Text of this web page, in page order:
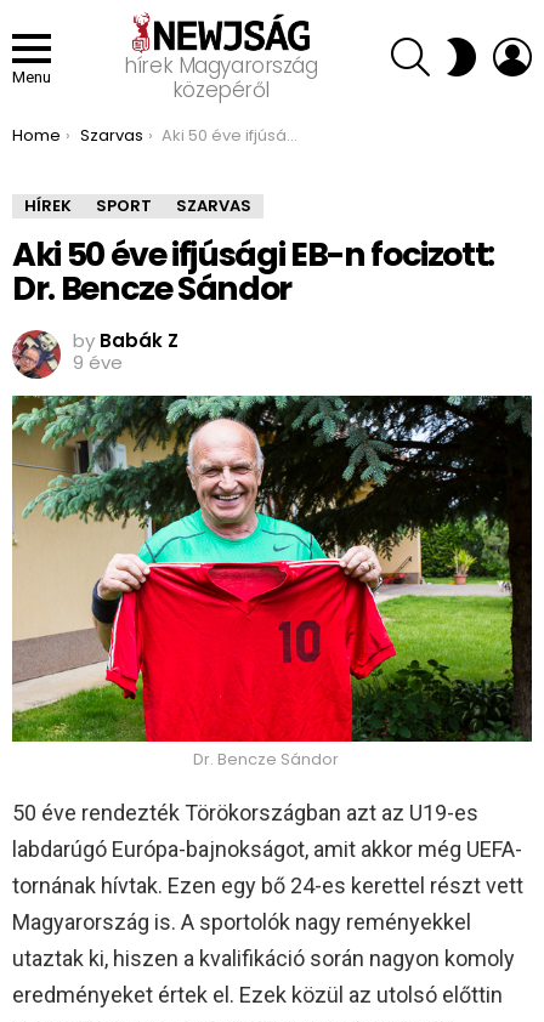
Menu
hírek Magyarország
közepéről
SEARCH SWITCH
SKIN
You are here:
Home Szarvas Aki 50 éve ifjúsági EB-n focizott: Dr. Bencze Sándor
HÍREK SPORT SZARVAS
Aki 50 éve ifjúsági EB-n focizott:
Dr. Bencze Sándor
by Babák Z
9 éve
Dr. Bencze Sándor
50 éve rendezték Törökországban azt az U19-es
labdarúgó Európa-bajnokságot, amit akkor még UEFA-
tornának hívtak. Ezen egy bő 24-es kerettel részt vett
Magyarország is. A sportolók nagy reményekkel
utaztak ki, hiszen a kvalifikáció során nagyon komoly
eredményeket értek el. Ezek közül az utolsó előttin